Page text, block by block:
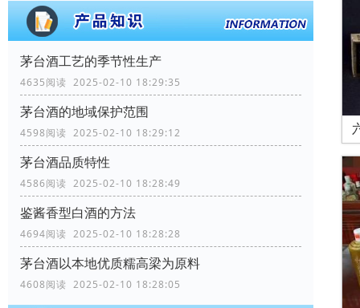
茅台酒工艺的季节性生产
4635阅读 2025-02-10 18:29:35
茅台酒的地域保护范围
4598阅读 2025-02-10 18:29:12
茅台酒品质特性
4586阅读 2025-02-10 18:28:49
鉴酱香型白酒的方法
4694阅读 2025-02-10 18:28:28
茅台酒以本地优质糯高梁为原料
4608阅读 2025-02-10 18:28:05